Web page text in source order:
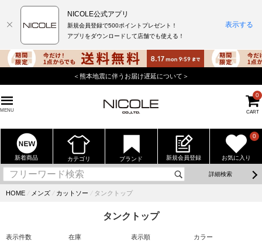
＜熊本地震に伴うお届け遅延について＞
MENU CART
0
新着商品 カテゴリ ブランド 新規会員登録 お気に入り
0
詳細検索
HOME ⁄ メンズ ⁄ カットソー ⁄ タンクトップ
タンクトップ
表示件数 在庫 表示順 カラー
NICOLE公式アプリ
新規会員登録で500ポイントプレゼント！
アプリをダウンロードして店舗でも使える！
表示する